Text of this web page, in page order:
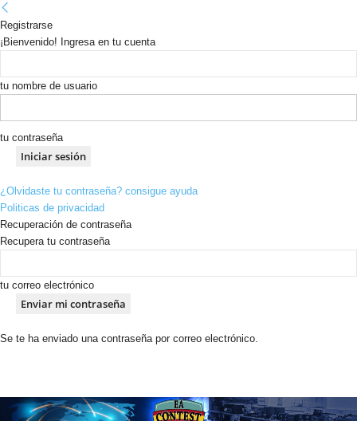
Registrarse
¡Bienvenido! Ingresa en tu cuenta
tu nombre de usuario
tu contraseña
¿Olvidaste tu contraseña? consigue ayuda
Politicas de privacidad
Recuperación de contraseña
Recupera tu contraseña
tu correo electrónico
Se te ha enviado una contraseña por correo electrónico.